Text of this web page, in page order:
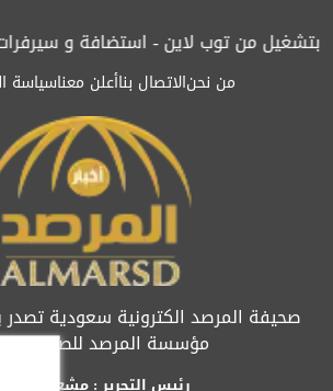
من توب لاين - استضافة و سيرفرات
من نحنالاتصال بناأعلن معناسياسة
صحيفة المرصد الكترونية سعودية تصدر
مؤسسة المرصد للصحافة
رئيس التحرير : مشعل